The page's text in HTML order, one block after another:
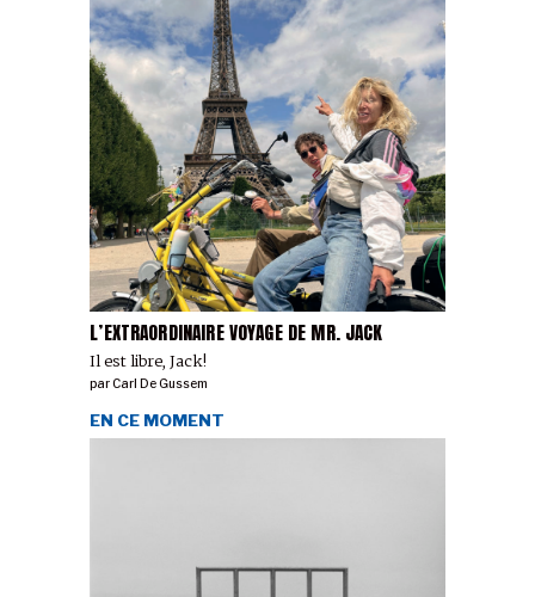
L’EXTRAORDINAIRE VOYAGE DE MR. JACK
Il est libre, Jack!
parCarl De Gussem
EN CE MOMENT